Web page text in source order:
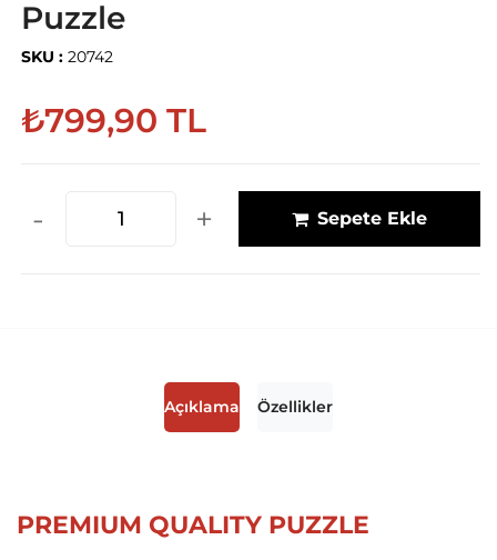
Puzzle
SKU : 20742
₺799,90 TL
- + Sepete Ekle
Açıklama Özellikler
PREMIUM QUALITY PUZZLE